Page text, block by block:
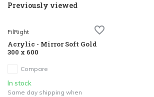
Previously viewed
FilRight
Acrylic - Mirror Soft Gold
300 x 600
Compare
In stock
Same day shipping when